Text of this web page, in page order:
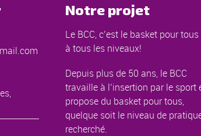
Notre projet
Le BCC, c’est le basket pour
à tous les niveaux!
Depuis plus de 50 ans, le BCC
travaille à l’insertion par le sport
propose du basket pour tous,
quelque soit le niveau de
recherché.